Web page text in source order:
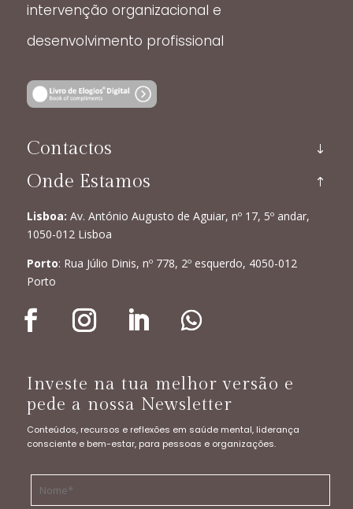
intervenção organizacional e
desenvolvimento profissional
Contactos
Onde Estamos
Lisboa: Av. António Augusto de Aguiar, nº 17, 5º andar,
1050-012 Lisboa
Porto: Rua Júlio Dinis, nº 778, 2º esquerdo, 4050-012
Porto
Investe na tua melhor versão e
pede a nossa Newsletter
Conteúdos, recursos e reflexões em saúde mental, liderança
consciente e bem-estar, para pessoas e organizações.